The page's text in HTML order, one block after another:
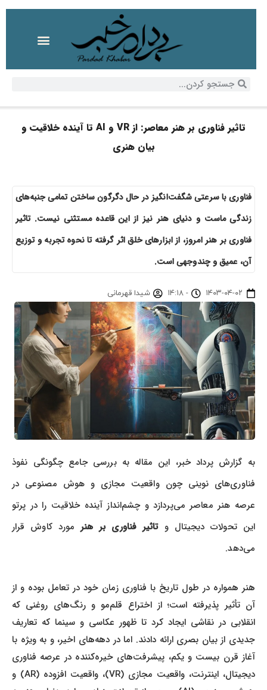
تاثیر فناوری بر هنر معاصر: از VR و AI تا آینده خلاقیت و
بیان هنری
فناوری با سرعتی شگفت‌انگیز در حال دگرگون ساختن تمامی جنبه‌های
زندگی ماست و دنیای هنر نیز از این قاعده مستثنی نیست. تاثیر
فناوری بر هنر امروز، از ابزارهای خلق اثر گرفته تا نحوه تجربه و توزیع
آن، عمیق و چندوجهی است.
۱۴۰۳-۰۴-۰۲ - ۱۴:۱۸ شیدا قهرمانی
به گزارش پرداد خبر، این مقاله به بررسی جامع چگونگی نفوذ
فناوری‌های نوینی چون واقعیت مجازی و هوش مصنوعی در
عرصه هنر معاصر می‌پردازد و چشم‌انداز آینده خلاقیت را در پرتو
این تحولات دیجیتال و تاثیر فناوری بر هنرمورد کاوش قرار
می‌دهد.
هنر همواره در طول تاریخ با فناوری زمان خود در تعامل بوده و از
آن تأثیر پذیرفته است؛ از اختراع قلم‌مو و رنگ‌های روغنی که
انقلابی در نقاشی ایجاد کرد تا ظهور عکاسی و سینما که تعاریف
جدیدی از بیان بصری ارائه دادند. اما در دهه‌های اخیر، و به ویژه با
آغاز قرن بیست و یکم، پیشرفت‌های خیره‌کننده در عرصه فناوری
دیجیتال، اینترنت، واقعیت مجازی (VR)، واقعیت افزوده (AR) و